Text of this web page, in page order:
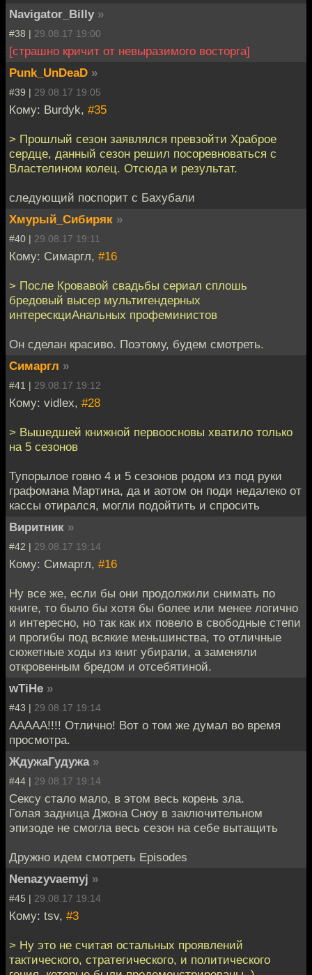
Navigator_Billy »
#38 | 29.08.17 19:00
[страшно кричит от невыразимого восторга]
Punk_UnDeaD »
#39 | 29.08.17 19:05
Кому: Burdyk, #35
> Прошлый сезон заявлялся превзойти Храброе
сердце, данный сезон решил посоревноваться с
Властелином колец. Отсюда и результат.
следующий поспорит с Бахубали
Хмурый_Сибиряк »
#40 | 29.08.17 19:11
Кому: Симаргл, #16
> После Кровавой свадьбы сериал сплошь
бредовый высер мультигендерных
интерескциАнальных профеминистов
Он сделан красиво. Поэтому, будем смотреть.
Симаргл »
#41 | 29.08.17 19:12
Кому: vidlex, #28
> Вышедшей книжной первоосновы хватило только
на 5 сезонов
Тупорылое говно 4 и 5 сезонов родом из под руки
графомана Мартина, да и аотом он поди недалеко от
кассы отирался, могли подойтить и спросить
Виритник »
#42 | 29.08.17 19:14
Кому: Симаргл, #16
Ну все же, если бы они продолжили снимать по
книге, то было бы хотя бы более или менее логично
и интересно, но так как их повело в свободные степи
и прогибы под всякие меньшинства, то отличные
сюжетные ходы из книг убирали, а заменяли
откровенным бредом и отсебятиной.
wTiHe »
#43 | 29.08.17 19:14
ААААА!!!! Отлично! Вот о том же думал во время
просмотра.
ЖдужаГудужа »
#44 | 29.08.17 19:14
Сексу стало мало, в этом весь корень зла.
Голая задница Джона Сноу в заключительном
эпизоде не смогла весь сезон на себе вытащить
Дружно идем смотреть Episodes
Nenazyvaemyj »
#45 | 29.08.17 19:14
Кому: tsv, #3
> Ну это не считая остальных проявлений
тактического, стратегического, и политического